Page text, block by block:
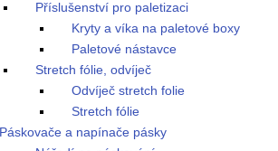
Příslušenství pro paletizaci
Kryty a víka na paletové boxy
Paletové nástavce
Stretch fólie, odvíječ
Odvíječ stretch folie
Stretch fólie
Páskovače a napínače pásky